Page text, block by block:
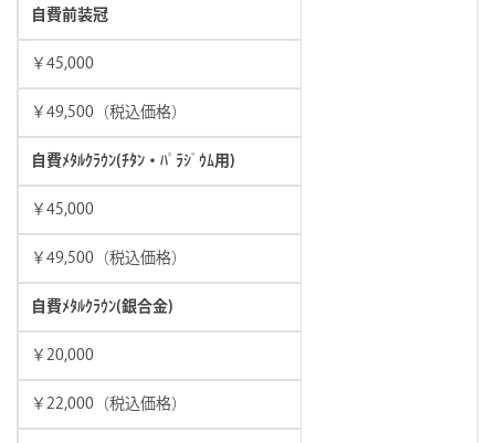
自費前装冠
￥45,000
￥49,500（税込価格）
自費ﾒﾀﾙｸﾗｳﾝ(ﾁﾀﾝ・ﾊﾟﾗｼﾞｳﾑ用)
￥45,000
￥49,500（税込価格）
自費ﾒﾀﾙｸﾗｳﾝ(銀合金)
￥20,000
￥22,000（税込価格）